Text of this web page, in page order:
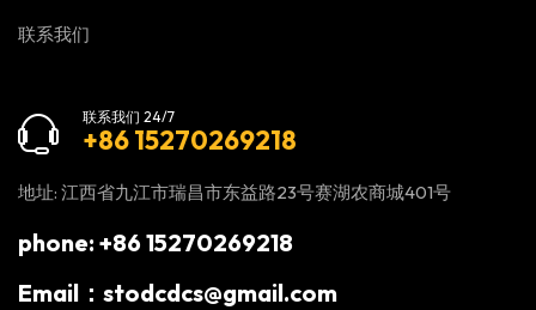
联系我们
联系我们 24/7
+86 15270269218
地址: 江西省九江市瑞昌市东益路23号赛湖农商城401号
phone: +86 15270269218
Email：stodcdcs@gmail.com